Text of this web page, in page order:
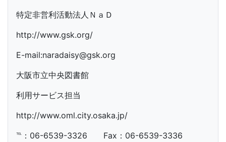
特定非営利活動法人ＮａＤ
http://www.gsk.org/
E-mail:naradaisy@gsk.org
大阪市立中央図書館
利用サービス担当
http://www.oml.city.osaka.jp/
℡：06-6539-3326 Fax：06-6539-3336